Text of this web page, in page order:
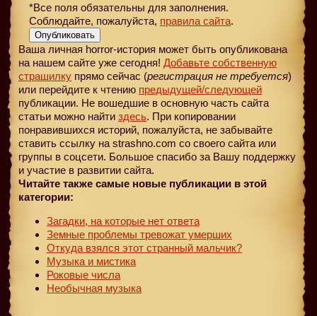
*Все поля обязательны для заполнения.
Соблюдайте, пожалуйста, правила сайта.
Опубликовать
Ваша личная horror-история может быть опубликована
на нашем сайте уже сегодня! Добавьте собственную
страшилку прямо сейчас (регистрация не требуется)
или перейдите к чтению предыдущей/следующей
публикации. Не вошедшие в основную часть сайта
статьи можно найти здесь. При копировании
понравившихся историй, пожалуйста, не забывайте
ставить ссылку на strashno.com со своего сайта или
группы в соцсети. Большое спасибо за Вашу поддержку
и участие в развитии сайта.
Читайте также самые новые публикации в этой
категории:
Загадки, на которые нет ответа
Земные проблемы тревожат умерших
Откуда взялся этот странный мальчик?
Музыка и мистика
Роковые числа
Необычная музыка